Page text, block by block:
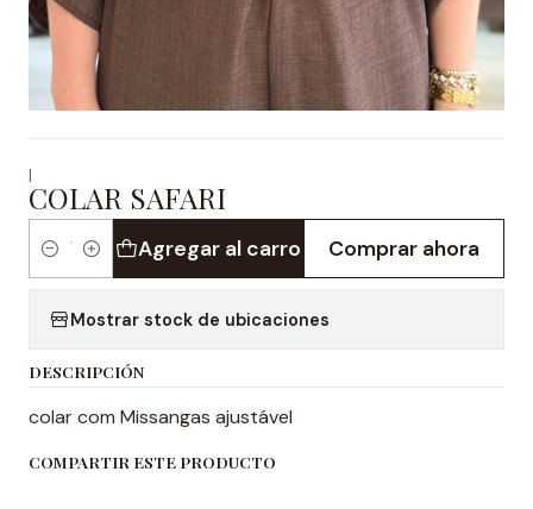
|
COLAR SAFARI
Cantidad
Agregar al carro Comprar ahora
Mostrar stock de ubicaciones
DESCRIPCIÓN
colar com Missangas ajustável
COMPARTIR ESTE PRODUCTO